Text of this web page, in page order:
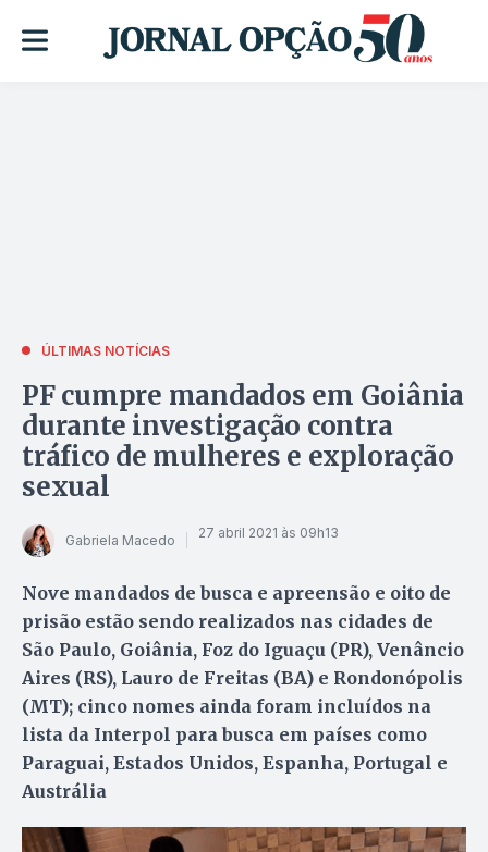
ÚLTIMAS NOTÍCIAS
PF cumpre mandados em Goiânia
durante investigação contra
tráfico de mulheres e exploração
sexual
Gabriela Macedo 27 abril 2021 às 09h13
Nove mandados de busca e apreensão e oito de
prisão estão sendo realizados nas cidades de
São Paulo, Goiânia, Foz do Iguaçu (PR), Venâncio
Aires (RS), Lauro de Freitas (BA) e Rondonópolis
(MT); cinco nomes ainda foram incluídos na
lista da Interpol para busca em países como
Paraguai, Estados Unidos, Espanha, Portugal e
Austrália